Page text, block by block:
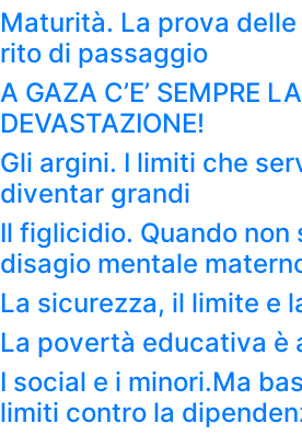
Maturità. La prova
rito di passaggio
A GAZA C’E’ SEMPRE LA
DEVASTAZIONE!
Gli argini. I limiti che
diventar grandi
Il figlicidio. Quando
disagio mentale
La sicurezza, il limite e
La povertà educativa è
I social e i minori.Ma
limiti contro la